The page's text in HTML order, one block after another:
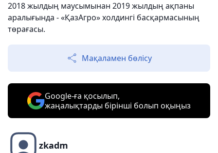
2018 жылдың маусымынан 2019 жылдың ақпаны
аралығында - «ҚазАгро» холдингі басқармасының
төрағасы.
Мақаламен бөлісу
Google-ға қосылып,
жаңалықтарды бірінші болып оқыңыз
zkadm